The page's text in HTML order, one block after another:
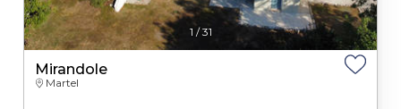
1 /31
Mirandole
Martel